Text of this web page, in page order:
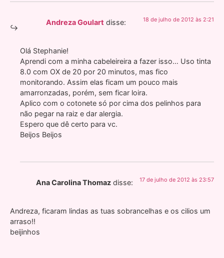
Andreza Goulart disse: 18 de julho de 2012 às 2:21
Olá Stephanie!
Aprendi com a minha cabeleireira a fazer isso… Uso tinta
8.0 com OX de 20 por 20 minutos, mas fico
monitorando. Assim elas ficam um pouco mais
amarronzadas, porém, sem ficar loira.
Aplico com o cotonete só por cima dos pelinhos para
não pegar na raiz e dar alergia.
Espero que dê certo para vc.
Beijos Beijos
Ana Carolina Thomaz disse: 17 de julho de 2012 às 23:57
Andreza, ficaram lindas as tuas sobrancelhas e os cilios um
arraso!!
beijinhos